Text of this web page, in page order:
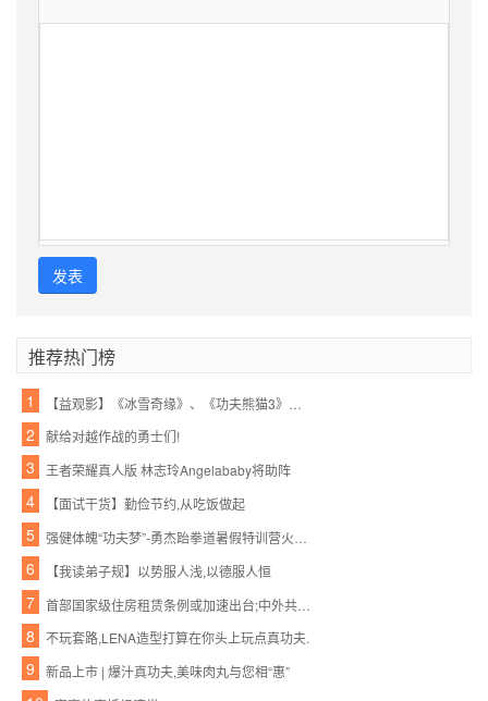
发表
推荐热门榜
1
2 献给对越作战的勇士们!
3 王者荣耀真人版 林志玲Angelababy将助阵
4 【面试干货】勤俭节约,从吃饭做起
5
6 【我读弟子规】以势服人浅,以德服人恒
7
8 不玩套路,LENA造型打算在你头上玩点真功夫.
9 新品上市 | 爆汁真功夫,美味肉丸与您相“惠”